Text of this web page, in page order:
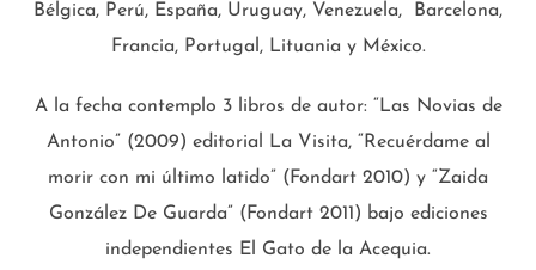
Bélgica, Perú, España, Uruguay, Venezuela, Barcelona,
Francia, Portugal, Lituania y México.
A la fecha contemplo 3 libros de autor: “Las Novias de
Antonio” (2009) editorial La Visita, “Recuérdame al
morir con mi último latido” (Fondart 2010) y “Zaida
González De Guarda” (Fondart 2011) bajo ediciones
independientes El Gato de la Acequia.